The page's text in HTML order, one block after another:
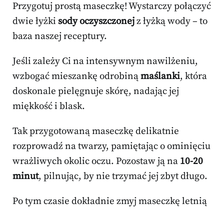
Przygotuj prostą maseczkę! Wystarczy połączyć
dwie łyżki sody oczyszczonejz łyżką wody – to
baza naszej receptury.
Jeśli zależy Ci na intensywnym nawilżeniu,
wzbogać mieszankę odrobinąmaślanki, która
doskonale pielęgnuje skórę, nadając jej
miękkość i blask.
Tak przygotowaną maseczkę delikatnie
rozprowadź na twarzy, pamiętając o ominięciu
wrażliwych okolic oczu. Pozostaw ją na 10-20
minut, pilnując, by nie trzymać jej zbyt długo.
Po tym czasie dokładnie zmyj maseczkę letnią